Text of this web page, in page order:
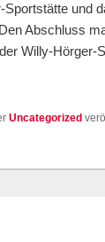
Sportstätte und
Abschluss
Willy-Hörger-
Uncategorized